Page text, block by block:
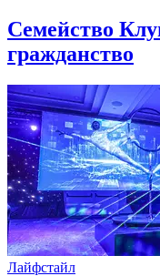
Семейство
гражданство
Лайфстайл